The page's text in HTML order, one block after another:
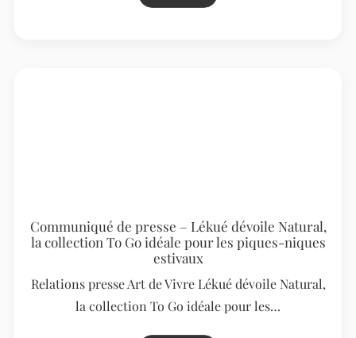
Communiqué de presse – Lékué dévoile Natural,
la collection To Go idéale pour les piques-niques
estivaux
Relations presse Art de Vivre Lékué dévoile Natural,
la collection To Go idéale pour les…